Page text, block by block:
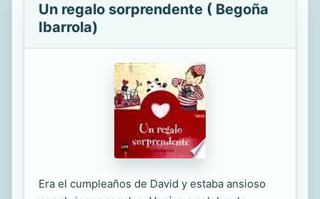
Un regalo sorprendente ( Begoña
Ibarrola)
Era el cumpleaños de David y estaba ansioso